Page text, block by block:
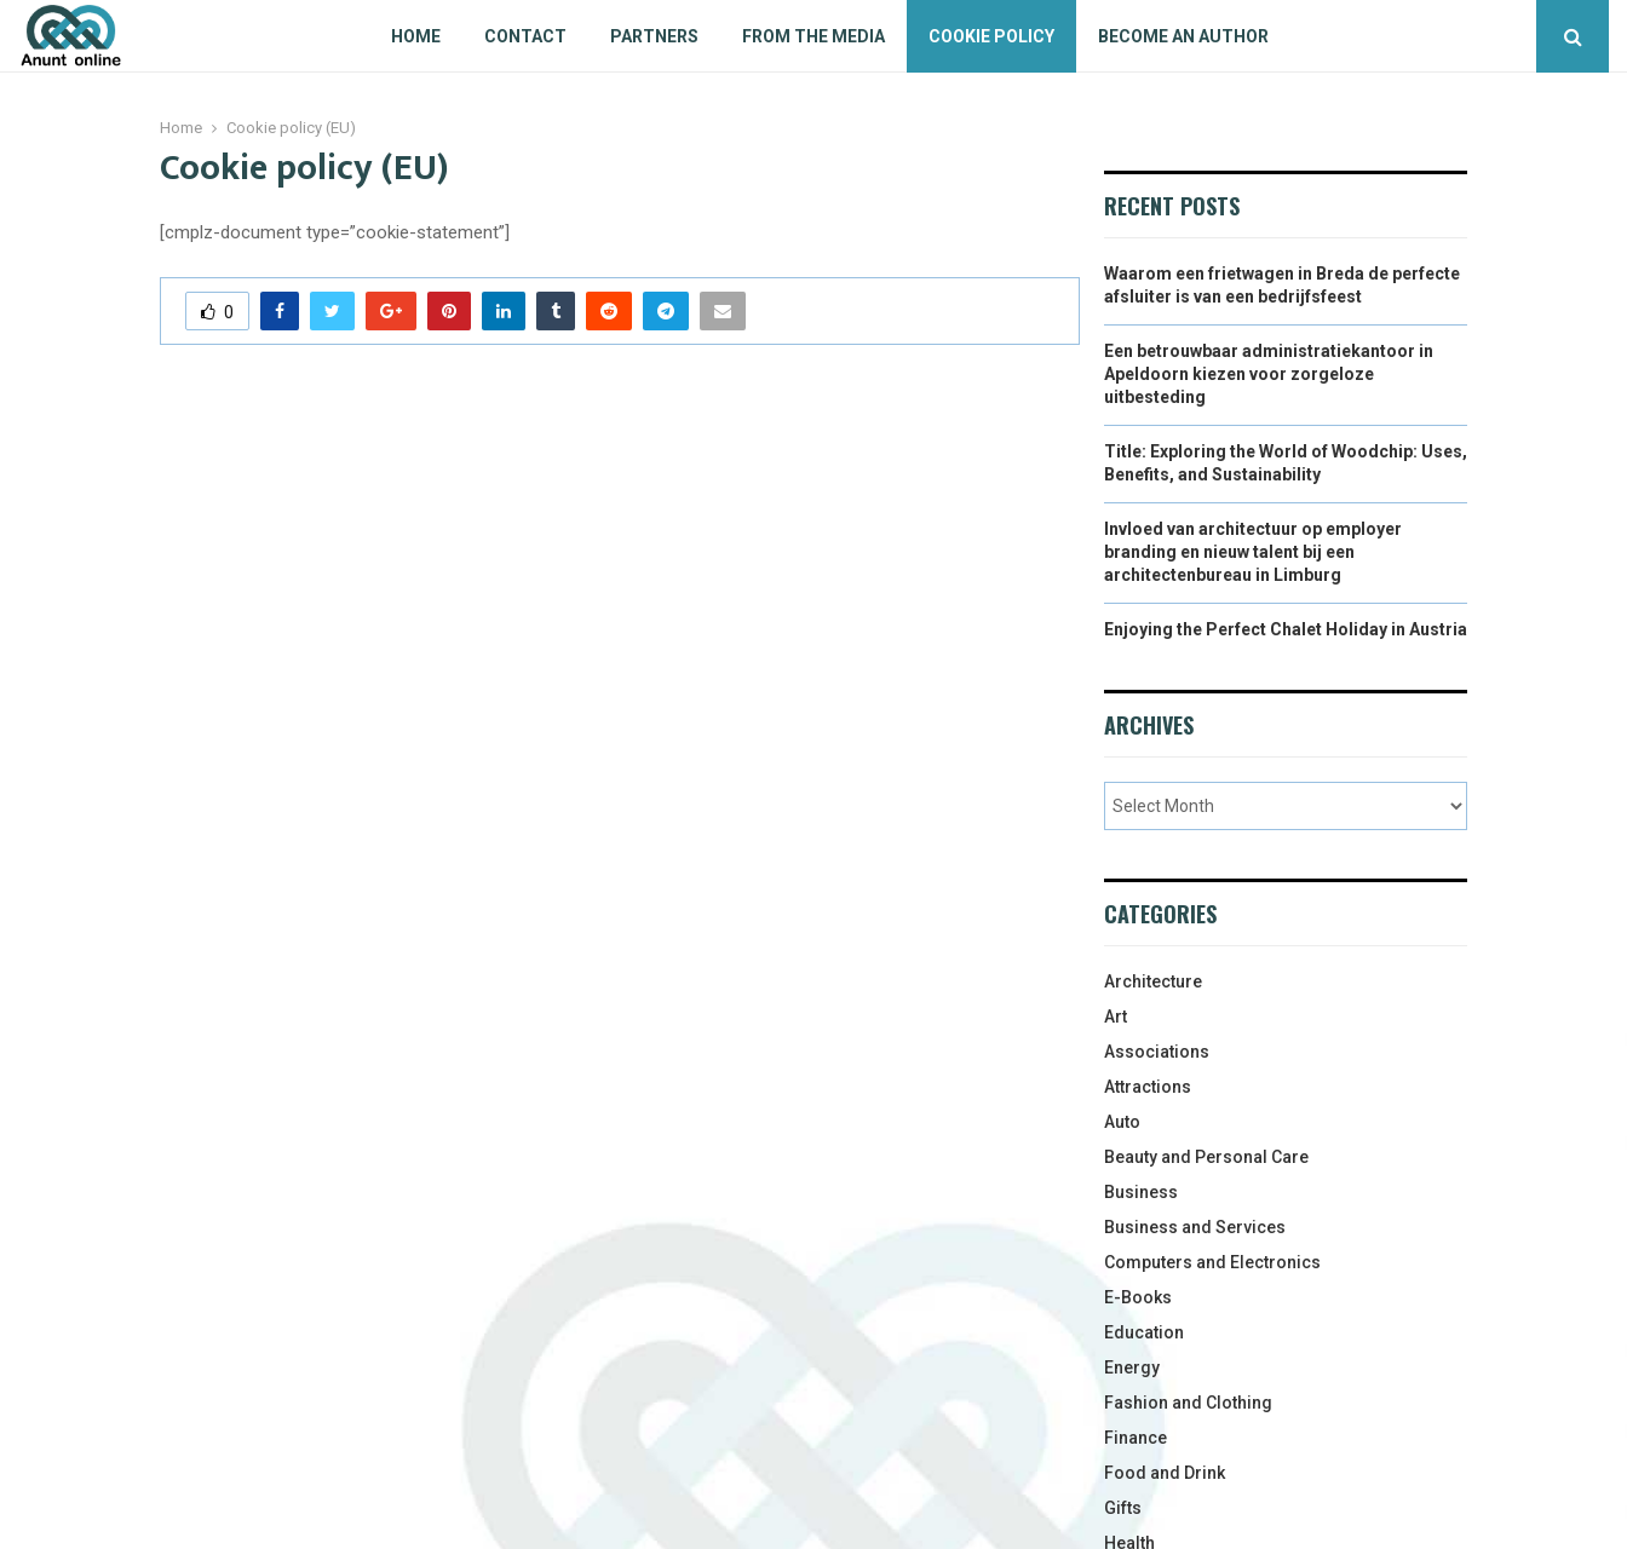
HOME CONTACT PARTNERS FROM THE MEDIA COOKIE POLICY BECOME AN AUTHOR
Home Cookie policy (EU)
Cookie policy (EU)
[cmplz-document type=”cookie-statement”]
0
RECENT POSTS
Waarom een frietwagen in Breda de perfecte
afsluiter is van een bedrijfsfeest
Een betrouwbaar administratiekantoor in
Apeldoorn kiezen voor zorgeloze
uitbesteding
Title: Exploring the World of Woodchip: Uses,
Benefits, and Sustainability
Invloed van architectuur op employer
branding en nieuw talent bij een
architectenbureau in Limburg
Enjoying the Perfect Chalet Holiday in Austria
ARCHIVES
CATEGORIES
Architecture
Art
Associations
Attractions
Auto
Beauty and Personal Care
Business
Business and Services
Computers and Electronics
E-Books
Education
Energy
Fashion and Clothing
Finance
Food and Drink
Gifts
Health